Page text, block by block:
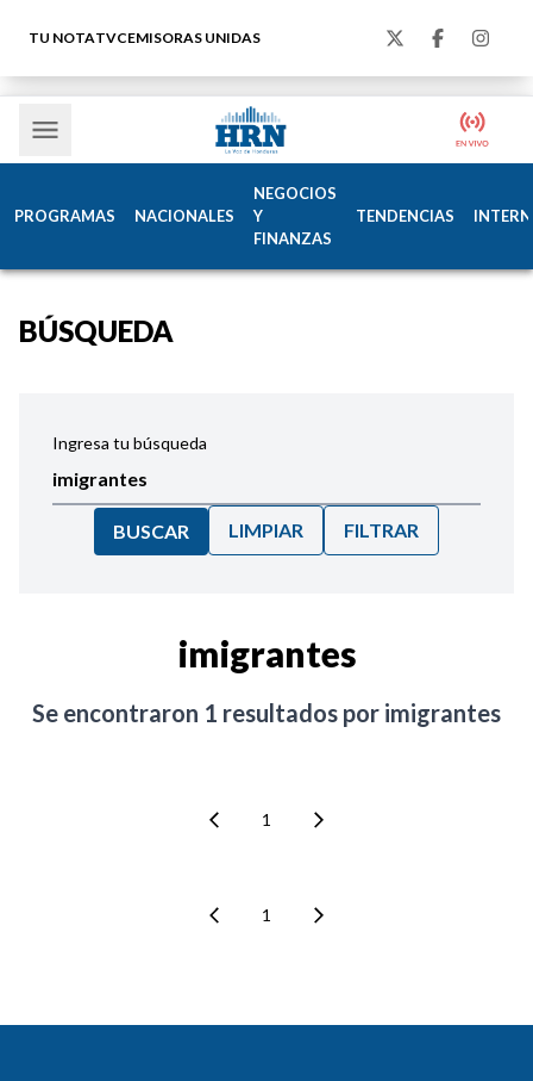
TU NOTATVCEMISORAS UNIDAS
PROGRAMAS NACIONALES
NEGOCIOS
Y
FINANZAS
TENDENCIAS
BÚSQUEDA
Ingresa tu búsqueda
BUSCAR LIMPIAR FILTRAR
imigrantes
Se encontraron 1 resultados por imigrantes
1
1